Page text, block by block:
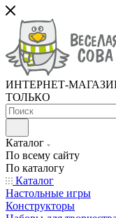
ИНТЕРНЕТ-
ТОЛЬКО
Каталог
По всему сайту
По каталогу
Каталог
Настольные игры
Конструкторы